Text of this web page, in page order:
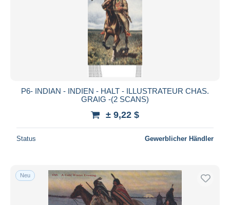
P6- INDIAN - INDIEN - HALT - ILLUSTRATEUR CHAS.
GRAIG -(2 SCANS)
± 9,22 $
Status Gewerblicher Händler
Neu